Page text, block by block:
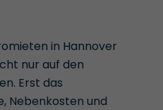
in Hannover
nur auf den
Erst das
Nebenkosten und